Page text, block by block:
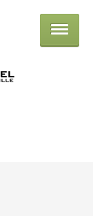
Centre culturel de Fosses-la-Ville